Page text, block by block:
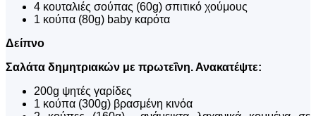
4 κουταλιές σούπας (60g) σπιτικό χούμους
1 κούπα (80g) baby καρότα
Δείπνο
Σαλάτα δημητριακών με πρωτεΐνη. Ανακατέψτε:
200g ψητές γαρίδες
1 κούπα (300g) βρασμένη κινόα